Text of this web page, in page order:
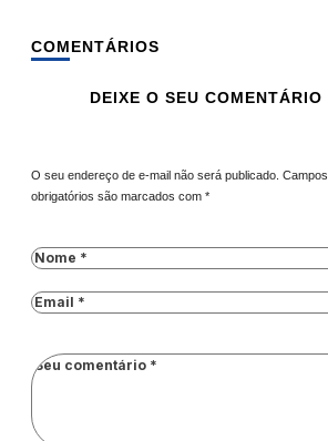
COMENTÁRIOS
DEIXE O SEU COMENTÁRIO
O seu endereço de e-mail não será publicado. Campos
obrigatórios são marcados com *